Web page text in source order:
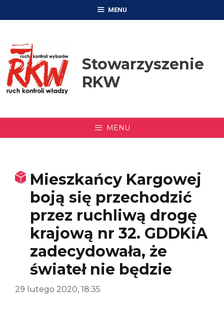
MENU
Stowarzyszenie
RKW
MENU
Mieszkańcy Kargowej
boją się przechodzić
przez ruchliwą drogę
krajową nr 32. GDDKiA
zadecydowała, że
świateł nie będzie
29 lutego 2020, 18:35